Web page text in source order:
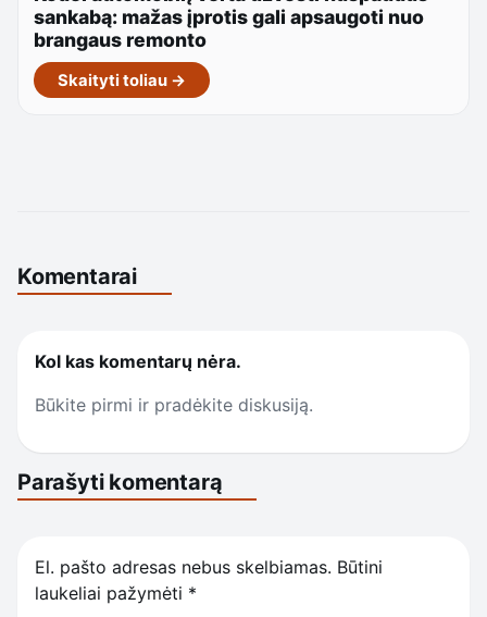
sankabą: mažas įprotis gali apsaugoti nuo
brangaus remonto
Skaityti toliau →
Komentarai
Kol kas komentarų nėra.
Būkite pirmi ir pradėkite diskusiją.
Parašyti komentarą
El. pašto adresas nebus skelbiamas. Būtini
laukeliai pažymėti *